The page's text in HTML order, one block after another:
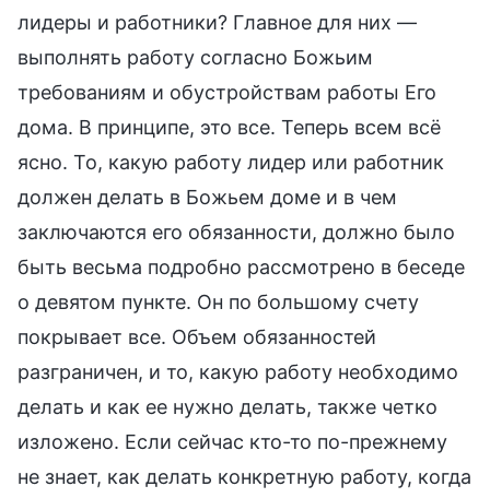
лидеры и работники? Главное для них —
выполнять работу согласно Божьим
требованиям и обустройствам работы Его
дома. В принципе, это все. Теперь всем всё
ясно. То, какую работу лидер или работник
должен делать в Божьем доме и в чем
заключаются его обязанности, должно было
быть весьма подробно рассмотрено в беседе
о девятом пункте. Он по большому счету
покрывает все. Объем обязанностей
разграничен, и то, какую работу необходимо
делать и как ее нужно делать, также четко
изложено. Если сейчас кто-то по-прежнему
не знает, как делать конкретную работу, когда